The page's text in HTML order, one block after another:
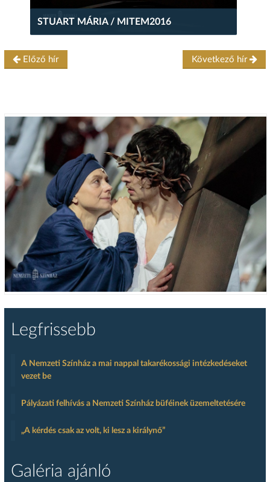
STUART MÁRIA / MITEM2016
Előző hír Következő hír
Legfrissebb
A Nemzeti Színház a mai nappal takarékossági intézkedéseket
vezet be
Pályázati felhívás a Nemzeti Színház büféinek üzemeltetésére
„A kérdés csak az volt, ki lesz a királynő”
Galéria ajánló